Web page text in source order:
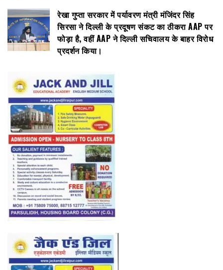
रेखा गुप्ता सरकार में पर्यावरण मंत्री मंजिंदर सिंह
सिरसा ने दिल्ली के प्रदूषण संकट का ठीकरा AAP पर
फोड़ा है, वहीं AAP ने दिल्ली सचिवालय के बाहर विरोध
प्रदर्शन किया।